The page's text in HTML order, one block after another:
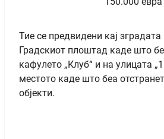
Тие се предвидени кај зградата
Градскиот плоштад каде што
кафулето „Клуб“ и на улицата
местото каде што беа
објекти.